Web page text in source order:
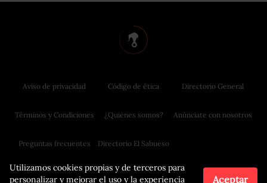
Utilizamos cookies propias y de terceros para
personalizar y mejorar el uso y la experiencia
Aceptar
Aviso de privacidad
Términos y Condiciones
Preguntas frecuentes
Código de ética
¿Quiénes somos?
Directorio El Sabueso
Directorio General
Anúnciate con nosotros